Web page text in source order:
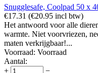
Snugglesafe, Coolpad 50 x
€17.31 (€20.95 incl btw)
Het antwoord voor alle
warmte. Niet voorvriezen,
maten verkrijgbaar!...
Voorraad: Voorraad
Aantal:
+
−